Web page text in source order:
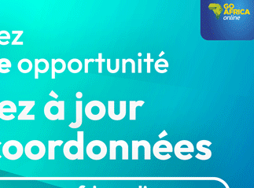
se plaignent surtout ma mère »
font la ...
ce matin